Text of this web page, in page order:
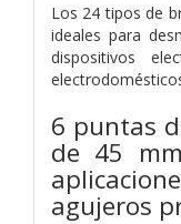
Los 24 tipos de
ideales para
dispositivos
6 puntas
de 45
agujeros